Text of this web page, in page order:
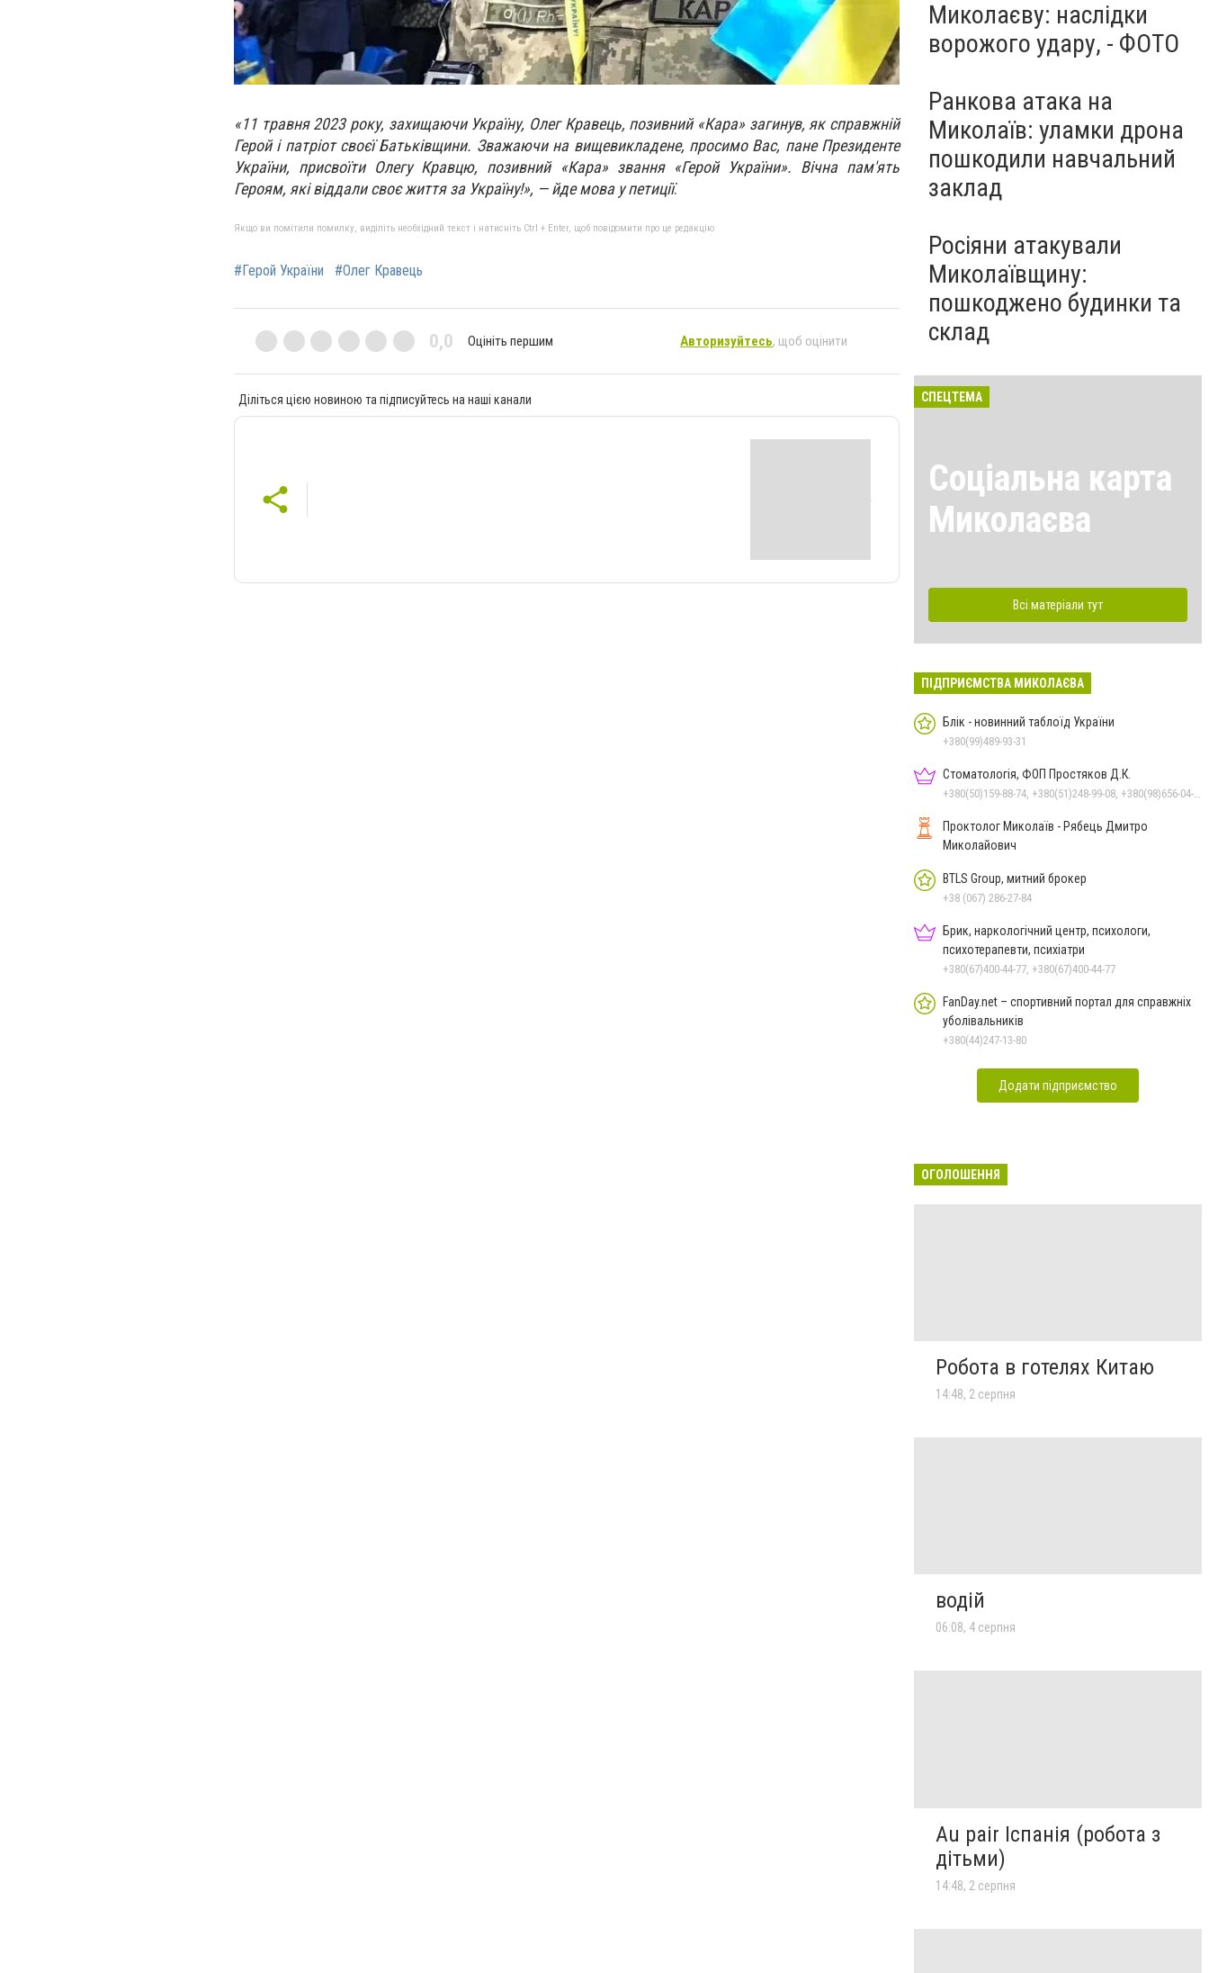
«11 травня 2023 року, захищаючи Україну, Олег Кравець, позивний «Кара» загинув, як справжній
Герой і патріот своєї Батьківщини. Зважаючи на вищевикладене, просимо Вас, пане Президенте
України, присвоїти Олегу Кравцю, позивний «Кара» звання «Герой України». Вічна пам'ять
Героям, які віддали своє життя за Україну!», — йде мова у петиції.
Якщо ви помітили помилку, виділіть необхідний текст і натисніть Ctrl + Enter, щоб повідомити про це редакцію
#Герой України #Олег Кравець
0,0 Оцініть першим Авторизуйтесь, щоб оцінити
Діліться цією новиною та підписуйтесь на наші канали
Миколаєву: наслідки
ворожого удару, - ФОТО
Ранкова атака на
Миколаїв: уламки дрона
пошкодили навчальний
заклад
Росіяни атакували
Миколаївщину:
пошкоджено будинки та
склад
СПЕЦТЕМА
Соціальна карта
Миколаєва
Всі матеріали тут
ПІДПРИЄМСТВА МИКОЛАЄВА
Блік - новинний таблоїд України
+380(99)489-93-31
Стоматологія, ФОП Простяков Д.К.
Проктолог Миколаїв - Рябець Дмитро
Миколайович
BTLS Group, митний брокер
+38 (067) 286-27-84
Брик, наркологічний центр, психологи,
психотерапевти, психіатри
+380(67)400-44-77, +380(67)400-44-77
FanDay.net – спортивний портал для справжніх
уболівальників
+380(44)247-13-80
Додати підприємство
ОГОЛОШЕННЯ
Робота в готелях Китаю
14:48, 2 серпня
водій
06:08, 4 серпня
Au pair Іспанія (робота з
дітьми)
14:48, 2 серпня